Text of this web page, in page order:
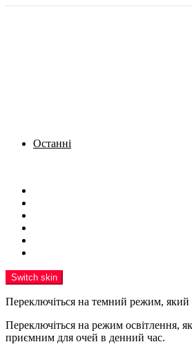
Останні
Switch skin
Переключіться на темний режим,
Переключіться на режим освітлення,
приємним для очей в денний час.